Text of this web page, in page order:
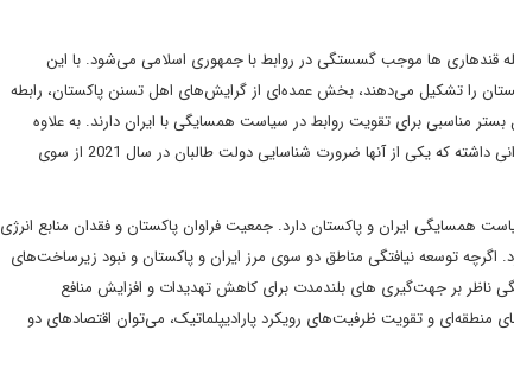
قندهاری ها موجب گسستگی در روابط با جمهوری اسلامی می‌شود. با این
شیعیان که حدود 20 درصد از جمعیت 200 میلیونی پاکستان را تشکیل می‌دهند، بخش عمده‌ای از گرایش‌های اهل تسنن پاکستان، رابطه
مناسبی برای تقویت روابط در سیاست همسایگی با ایران دارند. به علاوه
حکومت طالبان طی سال های 1996-2001 برای طالبان و پاکستان تجربیات فراوانی داشته که یکی از آنها ضرورت شناسایی دولت طالبان در سال 2021 از سوی
همسایگی ایران و پاکستان دارد. جمعیت فراوان پاکستان و فقدان منابع انرژی
اگرچه توسعه نیافتگی مناطق دو سوی مرز ایران و پاکستان و نبود زیرساخت‌های
ناظر بر جهت‌گیری های بلند‌مدت برای کاهش تهدیدات و افزایش منافع
منطقه‌ای و تقویت ظرفیت‌های رویکرد پارادیپلماتیک، می‌توان اقتصادهای دو